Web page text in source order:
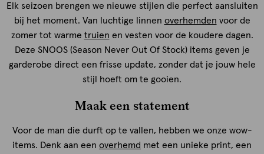
Elk seizoen brengen we nieuwe stijlen die perfect aansluiten
bij het moment. Van luchtige linnen overhemden voor de
zomer tot warme truien en vesten voor de koudere dagen.
Deze SNOOS (Season Never Out Of Stock) items geven je
garderobe direct een frisse update, zonder dat je jouw hele
stijl hoeft om te gooien.
Maak een statement
Voor de man die durft op te vallen, hebben we onze wow-
items. Denk aan een overhemd met een unieke print, een